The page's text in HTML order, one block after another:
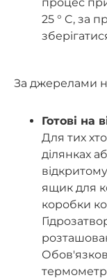
25 ° C, за
За джерелами
Готові на
Для тих
ділянках
ящик для
коробки